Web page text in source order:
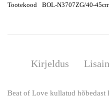
Tootekood BOL-N3707ZG/40-
Kirjeldus
Beat of Love kullatud hõbedast